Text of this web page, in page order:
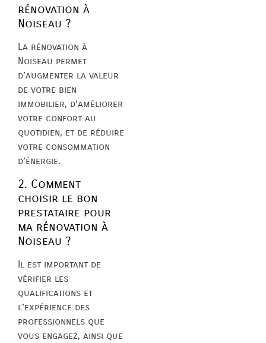
rénovation à
Noiseau ?
La rénovation à
Noiseau permet
d’augmenter la valeur
de votre bien
immobilier, d’améliorer
votre confort au
quotidien, et de réduire
votre consommation
d’énergie.
2. Comment
choisir le bon
prestataire pour
ma rénovation à
Noiseau ?
Il est important de
vérifier les
qualifications et
l’expérience des
professionnels que
vous engagez, ainsi que